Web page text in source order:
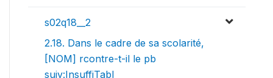
s02q18__2
2.18. Dans le cadre de sa scolarité,
[NOM] rcontre-t-il le pb
suiv:InsuffiTabl